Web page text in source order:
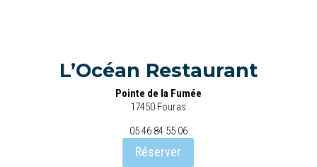
L’Océan Restaurant
Pointe de la Fumée
17450 Fouras
05 46 84 55 06
Réserver